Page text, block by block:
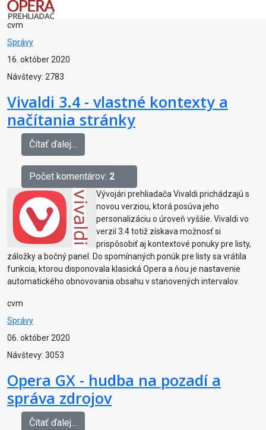
cvm
Správy
16. október 2020
Návštevy: 2783
Vivaldi 3.4 - vlastné kontexty a
načítania stránky
Čítať ďalej…
Počet komentárov: 2
Vývojári prehliadača Vivaldi prichádzajú s
novou verziou, ktorá posúva jeho
personalizáciu o úroveň vyššie. Vivaldi vo
verzií 3.4 totiž získava možnosť si
prispôsobiť aj kontextové ponuky pre listy,
záložky a bočný panel. Do spomínaných ponúk pre listy sa vrátila
funkcia, ktorou disponovala klasická Opera a ňou je nastavenie
automatického obnovovania obsahu v stanovených intervalov.
cvm
Správy
06. október 2020
Návštevy: 3053
Opera GX - hudba na pozadí a
správa zdrojov
Čítať ďalej…